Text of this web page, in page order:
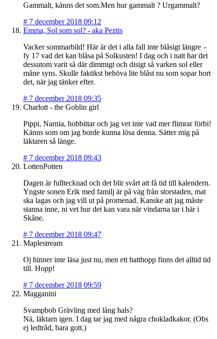
Gammalt, känns det som.Men hur gammalt ? Urgammalt?
# 7 december 2018 09:12
Emma, Sol som sol? - aka Peztis
Vacker sommarbild! Här är det i alla fall inte blåsigt längre –
fy 17 vad det kan blåsa på Solkusten! I dag och i natt har det
dessutom varit så där dimmigt och disigt så varken sol eller
måne syns. Skulle faktikst behöva lite blåst nu som sopar bort
det, när jag tänker efter.
# 7 december 2018 09:35
Charlott - the Goblin girl
Pippi, Narnia, hobbittar och jag vet inte vad mer flimrar förbi!
Känns som om jag borde kunna lösa denna. Sätter mig på
läktaren så länge.
# 7 december 2018 09:43
LottenPotten
Dagen är fulltecknad och det blir svårt att få tid till kalendern.
Yngste sonen Erik med familj är på väg från storstaden, mat
ska lagas och jag vill ut på promenad. Kanske att jag måste
stanna inne, ni vet hur det kan vara när vindarna tar i här i
Skåne.
# 7 december 2018 09:47
Maplestream
Oj hinner inte läsa just nu, men ett hatthopp finns det alltid tid
till. Hopp!
# 7 december 2018 09:59
Magganini
Svampbob Grävling med lång hals?
Nä, läktarn igen. I dag tar jag med några chokladkakor. (Obs
ej ledtråd, bara gott.)